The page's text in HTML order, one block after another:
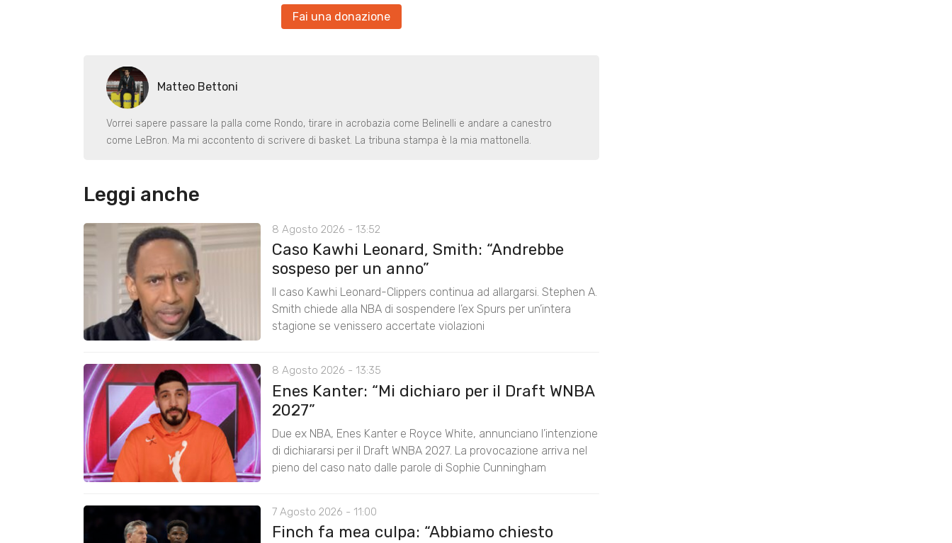
Fai una donazione
Matteo Bettoni
Vorrei sapere passare la palla come Rondo, tirare in acrobazia come Belinelli e andare a canestro
come LeBron. Ma mi accontento di scrivere di basket. La tribuna stampa è la mia mattonella.
Leggi anche
8 Agosto 2026 - 13:52
Caso Kawhi Leonard, Smith: “Andrebbe
sospeso per un anno”
Il caso Kawhi Leonard-Clippers continua ad allargarsi. Stephen A.
Smith chiede alla NBA di sospendere l’ex Spurs per un’intera
stagione se venissero accertate violazioni
8 Agosto 2026 - 13:35
Enes Kanter: “Mi dichiaro per il Draft WNBA
2027”
Due ex NBA, Enes Kanter e Royce White, annunciano l’intenzione
di dichiararsi per il Draft WNBA 2027. La provocazione arriva nel
pieno del caso nato dalle parole di Sophie Cunningham
7 Agosto 2026 - 11:00
Finch fa mea culpa: “Abbiamo chiesto